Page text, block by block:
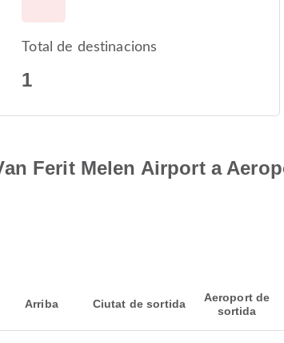
Total de destinacions
1
Ferit Melen Airport a
Arriba Ciutat de sortida
Aeroport de
sortida